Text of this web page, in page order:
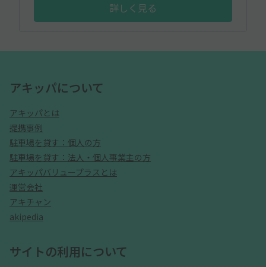
詳しく見る
アキッパについて
アキッパとは
提携事例
駐車場を貸す：個人の方
駐車場を貸す：法人・個人事業主の方
アキッパバリュープラスとは
運営会社
アキチャン
akipedia
サイトの利用について